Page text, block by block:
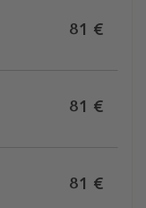
81 €
81 €
81 €